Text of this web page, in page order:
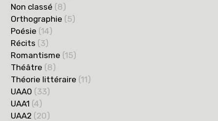
Non classé (8)
Orthographie (5)
Poésie (14)
Récits (3)
Romantisme (15)
Théâtre (8)
Théorie littéraire (11)
UAA0 (33)
UAA1 (4)
UAA2 (20)